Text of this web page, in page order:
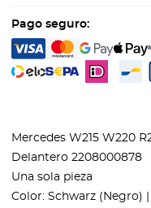
Pago seguro:
Mercedes W215 W220
Delantero 2208000878
Una sola pieza
Color: Schwarz (Negro)